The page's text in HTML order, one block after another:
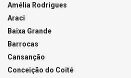
Amélia Rodrigues
Araci
Baixa Grande
Barrocas
Cansanção
Conceição do Coité